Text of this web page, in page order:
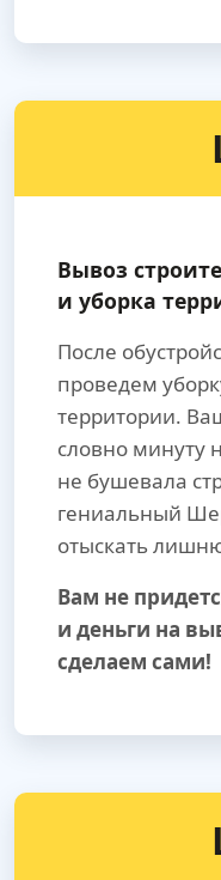
Вывоз
и уборка
После
проведем
территории.
словно минуту
не бушевала
гениальный
отыскать
Вам не
и деньги на
сделаем сами!